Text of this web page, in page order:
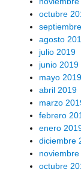
octubre
agosto
julio 2019
junio 2019
mayo 2019
abril 2019
marzo
febrero
enero
diciembre
octubre